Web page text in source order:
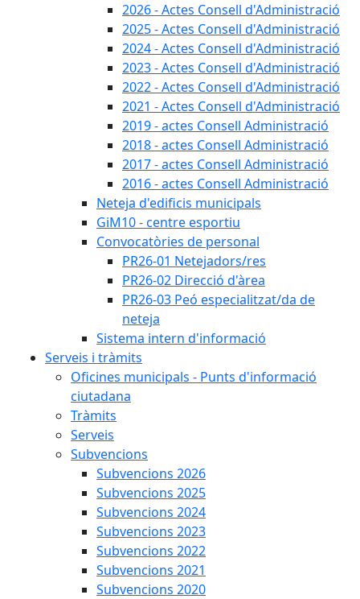
2026 - Actes Consell d'Administració
2025 - Actes Consell d'Administració
2024 - Actes Consell d'Administració
2023 - Actes Consell d'Administració
2022 - Actes Consell d'Administració
2021 - Actes Consell d'Administració
2019 - actes Consell Administració
2018 - actes Consell Administració
2017 - actes Consell Administració
2016 - actes Consell Administració
Neteja d'edificis municipals
GiM10 - centre esportiu
Convocatòries de personal
PR26-01 Netejadors/res
PR26-02 Direcció d'àrea
PR26-03 Peó especialitzat/da de
neteja
Sistema intern d'informació
Serveis i tràmits
Oficines municipals - Punts d'informació
ciutadana
Tràmits
Serveis
Subvencions
Subvencions 2026
Subvencions 2025
Subvencions 2024
Subvencions 2023
Subvencions 2022
Subvencions 2021
Subvencions 2020